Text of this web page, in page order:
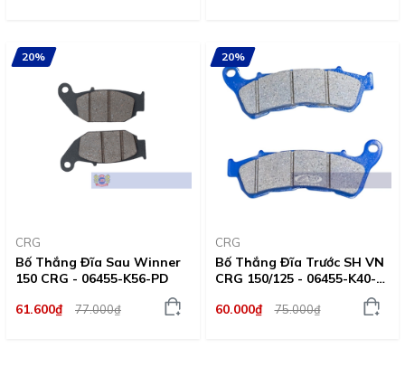
20%
CRG
Bố Thắng Đĩa Sau Winner
150 CRG - 06455-K56-PD
61.600₫
77.000₫
20%
CRG
Bố Thắng Đĩa Trước SH VN
CRG 150/125 - 06455-K40-
60.000₫
75.000₫